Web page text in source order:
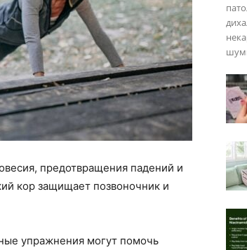
предотвращения падений и
кор защищает позвоночник и
упражнения могут помочь